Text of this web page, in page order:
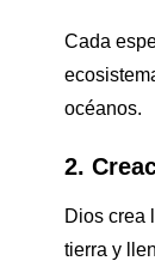
Cada
océanos.
2.
Dios crea
tierra y